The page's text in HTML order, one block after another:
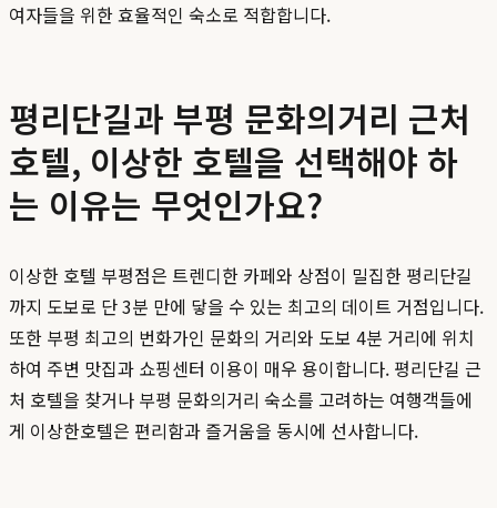
여자들을 위한 효율적인 숙소로 적합합니다.
평리단길과 부평 문화의거리 근처
호텔, 이상한 호텔을 선택해야 하
는 이유는 무엇인가요?
이상한 호텔 부평점은 트렌디한 카페와 상점이 밀집한 평리단길
까지 도보로 단 3분 만에 닿을 수 있는 최고의 데이트 거점입니다.
또한 부평 최고의 번화가인 문화의 거리와 도보 4분 거리에 위치
하여 주변 맛집과 쇼핑센터 이용이 매우 용이합니다. 평리단길 근
처 호텔을 찾거나 부평 문화의거리 숙소를 고려하는 여행객들에
게 이상한호텔은 편리함과 즐거움을 동시에 선사합니다.